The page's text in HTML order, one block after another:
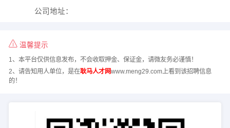
公司地址：
温馨提示
1、本平台仅供信息发布，不会收取押金、保证金，请微友务必谨慎！
2、请告知用人单位，是在耿马人才网www.meng29.com上看到该招聘信息
的！